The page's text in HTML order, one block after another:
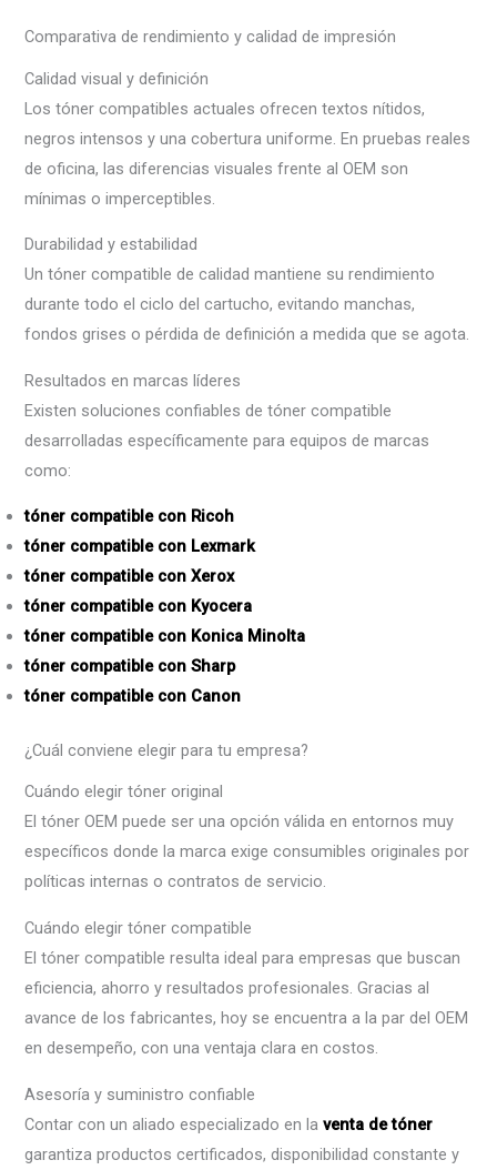
Comparativa de rendimiento y calidad de impresión
Calidad visual y definición
Los tóner compatibles actuales ofrecen textos nítidos,
negros intensos y una cobertura uniforme. En pruebas reales
de oficina, las diferencias visuales frente al OEM son
mínimas o imperceptibles.
Durabilidad y estabilidad
Un tóner compatible de calidad mantiene su rendimiento
durante todo el ciclo del cartucho, evitando manchas,
fondos grises o pérdida de definición a medida que se agota.
Resultados en marcas líderes
Existen soluciones confiables de tóner compatible
desarrolladas específicamente para equipos de marcas
como:
tóner compatible con Ricoh
tóner compatible con Lexmark
tóner compatible con Xerox
tóner compatible con Kyocera
tóner compatible con Konica Minolta
tóner compatible con Sharp
tóner compatible con Canon
¿Cuál conviene elegir para tu empresa?
Cuándo elegir tóner original
El tóner OEM puede ser una opción válida en entornos muy
específicos donde la marca exige consumibles originales por
políticas internas o contratos de servicio.
Cuándo elegir tóner compatible
El tóner compatible resulta ideal para empresas que buscan
eficiencia, ahorro y resultados profesionales. Gracias al
avance de los fabricantes, hoy se encuentra a la par del OEM
en desempeño, con una ventaja clara en costos.
Asesoría y suministro confiable
Contar con un aliado especializado en laventa de tóner
garantiza productos certificados, disponibilidad constante y